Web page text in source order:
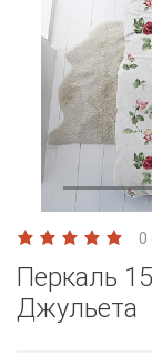
0
Перкаль
Джульета